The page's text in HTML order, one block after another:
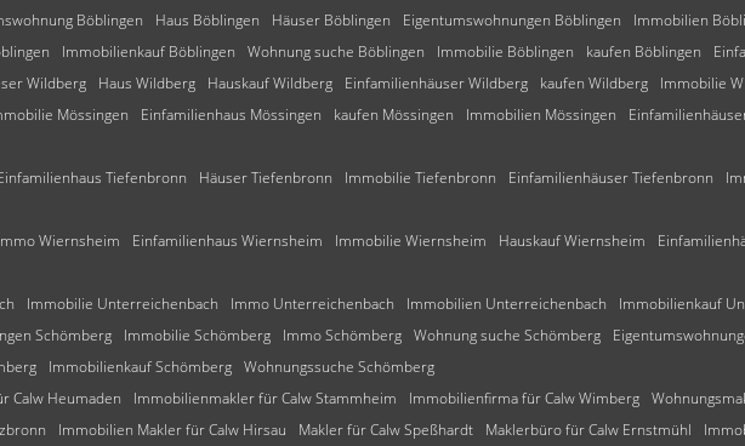
Böblingen Haus Böblingen Häuser Böblingen Eigentumswohnungen Böblingen Immobilien
Immobilienkauf Böblingen Wohnung suche Böblingen Immobilie Böblingen kaufen Böblingen
Wildberg Haus Wildberg Hauskauf Wildberg Einfamilienhäuser Wildberg kaufen Wildberg Immobilie
Mössingen Einfamilienhaus Mössingen kaufen Mössingen Immobilien Mössingen
Tiefenbronn Häuser Tiefenbronn Immobilie Tiefenbronn Einfamilienhäuser Tiefenbronn
Wiernsheim Einfamilienhaus Wiernsheim Immobilie Wiernsheim Hauskauf Wiernsheim
Immobilie Unterreichenbach Immo Unterreichenbach Immobilien Unterreichenbach Immobilienkauf
Schömberg Immobilie Schömberg Immo Schömberg Wohnung suche Schömberg
Immobilienkauf Schömberg Wohnungssuche Schömberg
Calw Heumaden Immobilienmakler für Calw Stammheim Immobilienfirma für Calw Wimberg
Immobilien Makler für Calw Hirsau Makler für Calw Speßhardt Maklerbüro für Calw Ernstmühl